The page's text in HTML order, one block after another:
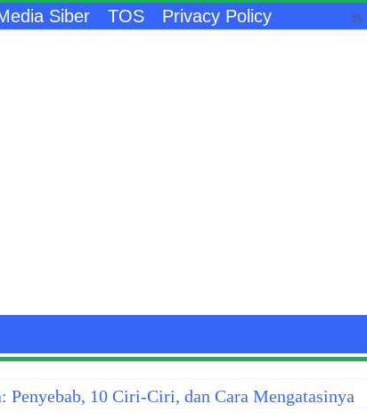
Siber TOS Privacy Policy
10 Ciri-Ciri, dan Cara Mengatasinya